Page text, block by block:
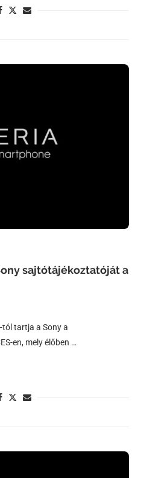
sajtótájékoztatóját a
tól tartja a Sony a
en, mely élőben …